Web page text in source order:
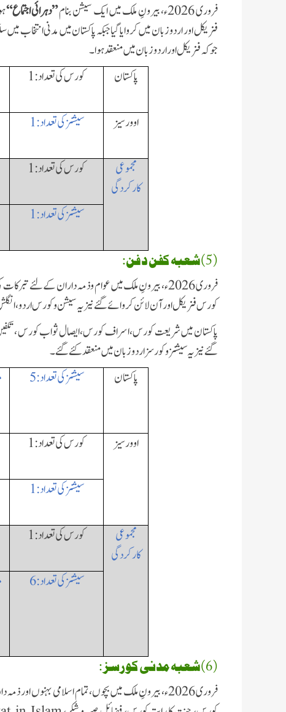
فروری 2026ء، بیرونِ ملک میں ایک سیشن بنام ”دہرائی اجتماع“
فزیکل اور اردو زبان میں کروایا گیا جبکہ پاکستان میں مدنی انتخاب
جوکہ فزیکل اور اردو زبان میں منعقد ہوا۔
پاکستان
کورس کی تعداد:1
اوورسیز
سیشنز کی تعداد:1
مجموعی
کارکردگی
کورس کی تعداد:1
سیشنز کی تعداد:1
(5)شعبہ کفن دفن:
فروری 2026ء، بیرونِ ملک میں عوام و ذمہ داران کے
کورس فزیکل اور آن لائن کروائے گئے نیز یہ سیشن و کورس
پاکستان میں شریعت کورس،اسراف کورس،ایصال ثواب کورس ،
گئے نیز یہ سیشنز و کورسز اردو زبان میں منعقد کئے گئے۔
پاکستان
سیشنز کی تعداد:5
اوورسیز کورس کی تعداد: 1
سیشنز کی تعداد: 1
مجموعی
کارکردگی
کورس کی تعداد:1
سیشنز کی تعداد:6
(6)شعبہ مدنی کورسز :
فروری 2026ء، بیرونِ ملک میں بچوں،تمام اسلامی